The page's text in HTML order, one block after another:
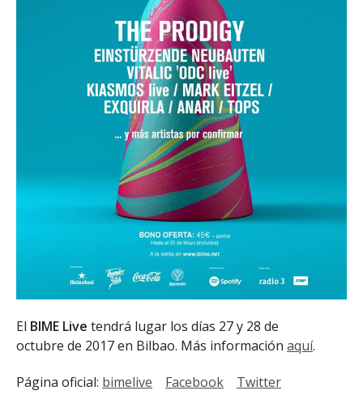
El BIME Live tendrá lugar los días 27 y 28 de
octubre de 2017 en Bilbao. Más información aquí.
Página oficial: bimelive Facebook Twitter